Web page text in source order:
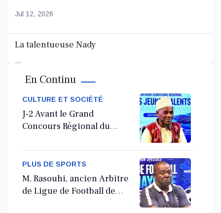
Jul 12, 2026
La talentueuse Nady
...
Jul 11, 2026
En Continu
CULTURE ET SOCIÉTÉ
J-2 Avant le Grand
Concours Régional du
PLUS DE SPORTS
M. Rasouhi, ancien Arbitre
de Ligue de Football de